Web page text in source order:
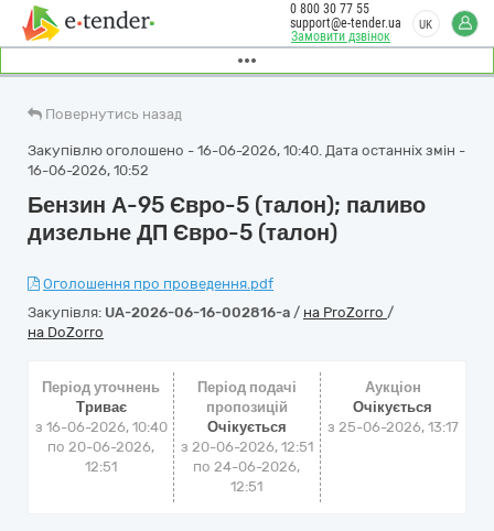
Замовити дзвінок
0 800 30 77 55
support@e-tender.ua
UK
Повернутись назад
Закупівлю оголошено - 16-06-2026, 10:40. Дата останніх змін -
16-06-2026, 10:52
Бензин А-95 Євро-5 (талон); паливо
дизельне ДП Євро-5 (талон)
Оголошення про проведення.pdf
Закупівля: UA-2026-06-16-002816-a / на ProZorro /
на DoZorro
Період уточнень
Триває
з 16-06-2026, 10:40
по 20-06-2026,
12:51
Період подачі
пропозицій
Очікується
з 20-06-2026, 12:51
по 24-06-2026,
12:51
Аукціон
Очікується
з 25-06-2026, 13:17